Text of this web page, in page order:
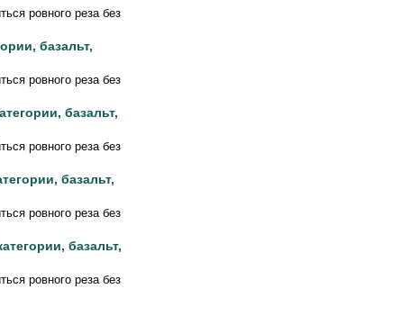
ровного реза без
базальт,
ровного реза без
базальт,
ровного реза без
базальт,
ровного реза без
базальт,
ровного реза без